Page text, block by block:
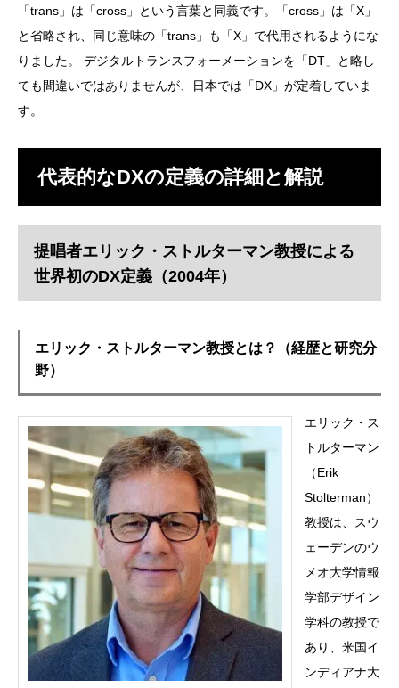
「trans」は「cross」という言葉と同義です。「cross」は「X」
と省略され、同じ意味の「trans」も「X」で代用されるようにな
りました。 デジタルトランスフォーメーションを「DT」と略し
ても間違いではありませんが、日本では「DX」が定着していま
す。
代表的なDXの定義の詳細と解説
提唱者エリック・ストルターマン教授による
世界初のDX定義（2004年）
エリック・ストルターマン教授とは？（経歴と研究分
野）
エリック・ス
トルターマン
（Erik
Stolterman）
教授は、スウ
ェーデンのウ
メオ大学情報
学部デザイン
学科の教授で
あり、米国イ
ンディアナ大